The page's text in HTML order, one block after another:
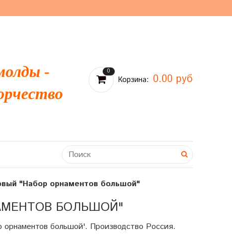
-
0
Корзина: 0.00 руб
"Набор орнаментов большой"
БОЛЬШОЙ"
большой'. Производство Россия.